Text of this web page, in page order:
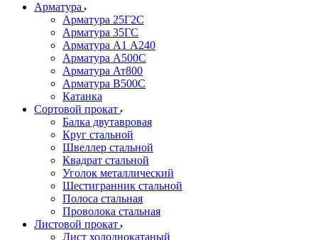
Арматура
Арматура 25Г2С
Арматура 35ГС
Арматура А1 А240
Арматура А500С
Арматура Ат800
Арматура В500С
Катанка
Сортовой прокат
Балка двутавровая
Круг стальной
Швеллер стальной
Квадрат стальной
Уголок металлический
Шестигранник стальной
Полоса стальная
Проволока стальная
Листовой прокат
Лист холоднокатаный